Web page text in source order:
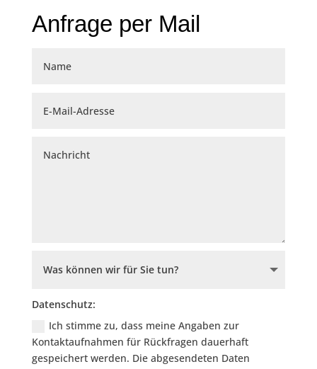
Anfrage per Mail
Datenschutz:
Ich stimme zu, dass meine Angaben zur
Kontaktaufnahmen für Rückfragen dauerhaft
gespeichert werden. Die abgesendeten Daten